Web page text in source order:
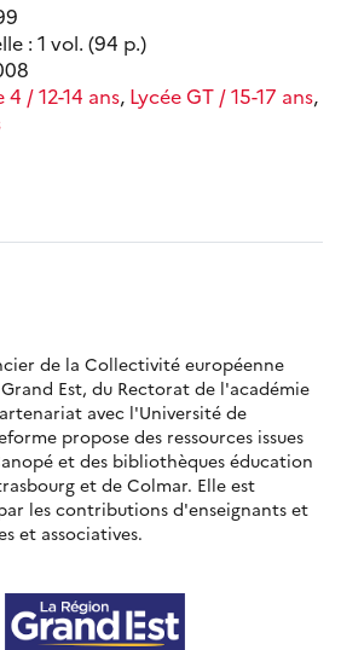
: 1 vol. (94 p.)
4 / 12-14 ans, Lycée GT / 15-17 ans,
de la Collectivité européenne
Est, du Rectorat de l'académie
avec l'Université de
propose des ressources issues
et des bibliothèques éducation
et de Colmar. Elle est
les contributions d'enseignants et
et associatives.